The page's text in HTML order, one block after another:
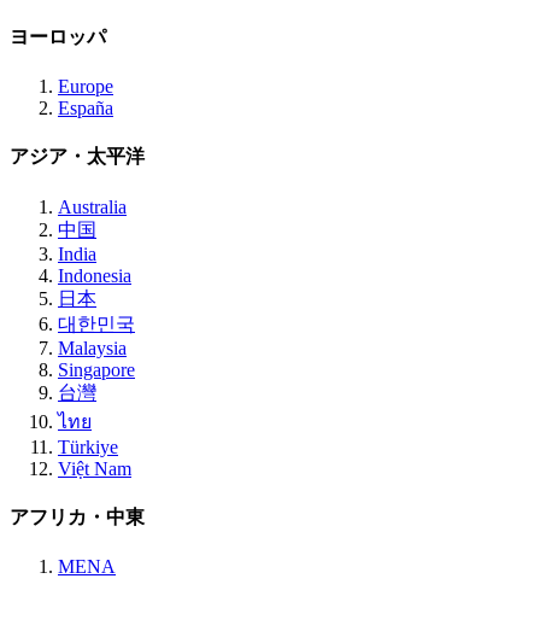
ヨーロッパ
Europe
España
アジア・太平洋
Australia
中国
India
Indonesia
日本
대한민국
Malaysia
Singapore
台灣
ไทย
Türkiye
Việt Nam
アフリカ・中東
MENA